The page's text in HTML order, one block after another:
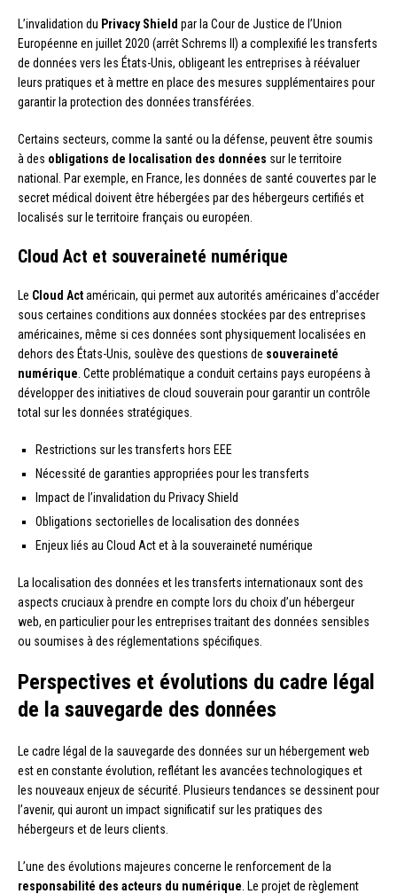
L’invalidation du Privacy Shield par la Cour de Justice de l’Union
Européenne en juillet 2020 (arrêt Schrems II) a complexifié les transferts
de données vers les États-Unis, obligeant les entreprises à réévaluer
leurs pratiques et à mettre en place des mesures supplémentaires pour
garantir la protection des données transférées.
Certains secteurs, comme la santé ou la défense, peuvent être soumis
à des obligations de localisation des données sur le territoire
national. Par exemple, en France, les données de santé couvertes par le
secret médical doivent être hébergées par des hébergeurs certifiés et
localisés sur le territoire français ou européen.
Cloud Act et souveraineté numérique
Le Cloud Actaméricain, qui permet aux autorités américaines d’accéder
sous certaines conditions aux données stockées par des entreprises
américaines, même si ces données sont physiquement localisées en
dehors des États-Unis, soulève des questions de souveraineté
numérique . Cette problématique a conduit certains pays européens à
développer des initiatives de cloud souverain pour garantir un contrôle
total sur les données stratégiques.
Restrictions sur les transferts hors EEE
Nécessité de garanties appropriées pour les transferts
Impact de l’invalidation du Privacy Shield
Obligations sectorielles de localisation des données
Enjeux liés au Cloud Act et à la souveraineté numérique
La localisation des données et les transferts internationaux sont des
aspects cruciaux à prendre en compte lors du choix d’un hébergeur
web, en particulier pour les entreprises traitant des données sensibles
ou soumises à des réglementations spécifiques.
Perspectives et évolutions du cadre légal
de la sauvegarde des données
Le cadre légal de la sauvegarde des données sur un hébergement web
est en constante évolution, reflétant les avancées technologiques et
les nouveaux enjeux de sécurité. Plusieurs tendances se dessinent pour
l’avenir, qui auront un impact significatif sur les pratiques des
hébergeurs et de leurs clients.
L’une des évolutions majeures concerne le renforcement de la
responsabilité des acteurs du numérique . Le projet de règlement